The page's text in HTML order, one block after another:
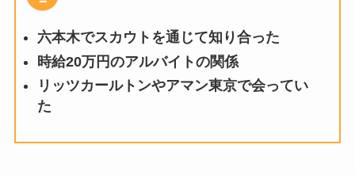
六本木でスカウトを通じて知り合った
時給20万円のアルバイトの関係
リッツカールトンやアマン東京で会ってい
た